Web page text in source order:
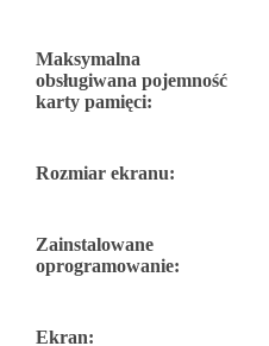
Maksymalna
obsługiwana pojemność
karty pamięci:
Rozmiar ekranu:
Zainstalowane
oprogramowanie:
Ekran: